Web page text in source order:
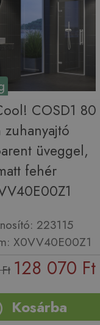
COSD1 80
zuhanyajtó
üveggel,
fehér
223115
X0VV40E00Z1
128 070 Ft
Kosárba